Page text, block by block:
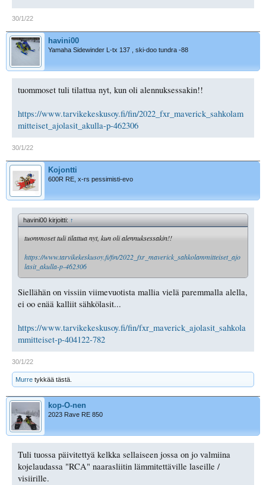
30/1/22
havini00
Yamaha Sidewinder L-tx 137 , ski-doo tundra -88
tuommoset tuli tilattua nyt, kun oli alennuksessakin!!
https://www.tarvikekeskusoy.fi/fin/2022_fxr_maverick_sahkolam
mitteiset_ajolasit_akulla-p-462306
30/1/22
Kojontti
600R RE, x-rs pessimisti-evo
havini00 kirjoitti:↑
tuommoset tuli tilattua nyt, kun oli alennuksessakin!!
https://www.tarvikekeskusoy.fi/fin/2022_fxr_maverick_sahkolammitteiset_ajo
lasit_akulla-p-462306
Siellähän on vissiin viimevuotista mallia vielä paremmalla alella,
ei oo enää kalliit sähkölasit...
https://www.tarvikekeskusoy.fi/fin/fxr_maverick_ajolasit_sahkola
mmitteiset-p-404122-782
30/1/22
Murre tykkää tästä.
kop-O-nen
2023 Rave RE 850
Tuli tuossa päivitettyä kelkka sellaiseen jossa on jo valmiina
kojelaudassa "RCA" naarasliitin lämmitettäville laseille /
visiirille.